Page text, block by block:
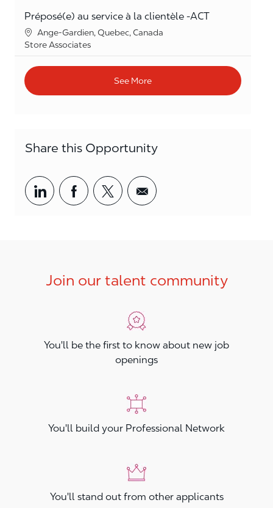
Préposé(e) au service à la clientèle -ACT
Location
Ange-Gardien, Quebec, Canada
Category
Store Associates
See More
Share this Opportunity
Share via LinkedIn
Share via Facebook
Share via twitter
Share via email
Join our talent community
You'll be the first to know about new job
openings
You'll build your Professional Network
You'll stand out from other applicants